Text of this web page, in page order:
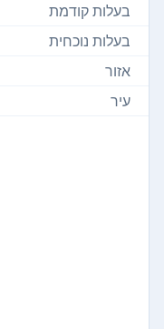
בעלות קודמת
בעלות נוכחית
אזור
עיר